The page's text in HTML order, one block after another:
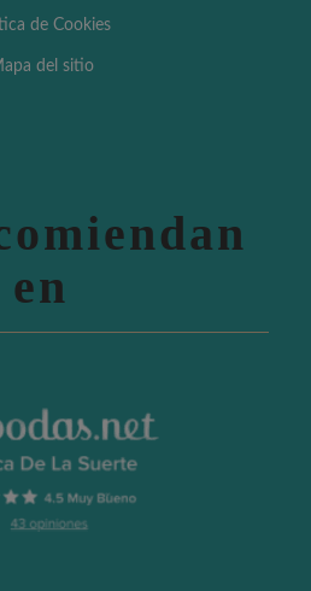
de Cookies
del sitio
en